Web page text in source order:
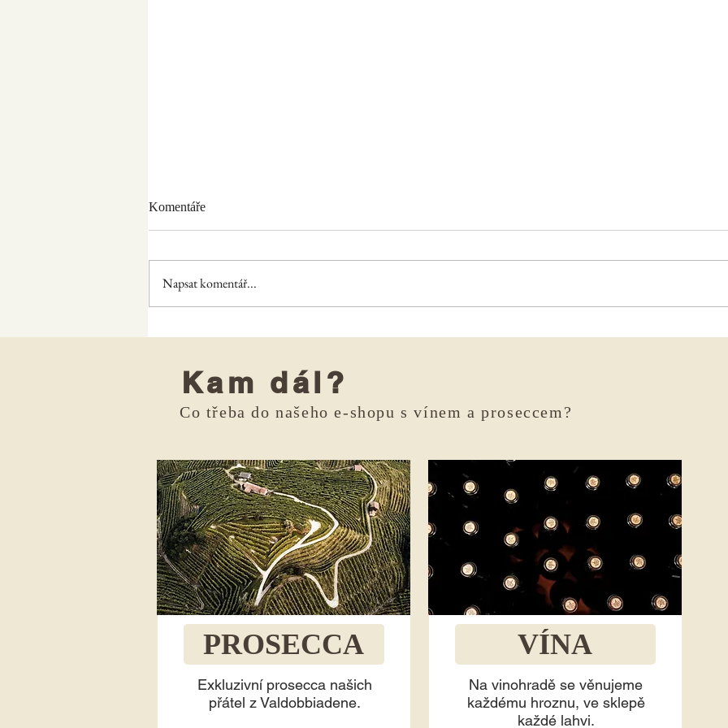
Velikonoce a víno
Vinařovo jaro
Komentáře
Napsat komentář...
Kam dál?
Co třeba do našeho e-shopu s vínem a proseccem?
PROSECCA
Exkluzivní prosecca našich
přátel z Valdobbiadene.
VÍNA
Na vinohradě se věnujeme
každému hroznu, ve sklepě
každé lahvi.